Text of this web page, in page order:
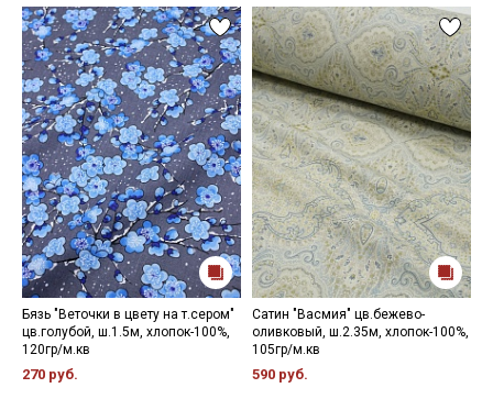
Бязь "Веточки в цвету на т.сером"
цв.голубой, ш.1.5м, хлопок-100%,
120гр/м.кв
270 руб.
Сатин "Васмия" цв.бежево-
оливковый, ш.2.35м, хлопок-100%,
105гр/м.кв
590 руб.